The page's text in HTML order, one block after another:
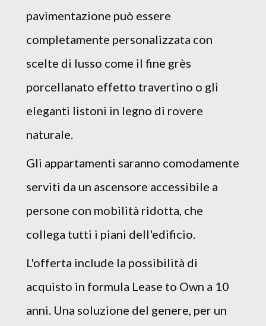
pavimentazione può essere
completamente personalizzata con
scelte di lusso come il fine grès
porcellanato effetto travertino o gli
eleganti listoni in legno di rovere
naturale.
Gli appartamenti saranno comodamente
serviti da un ascensore accessibile a
persone con mobilità ridotta, che
collega tutti i piani dell'edificio.
L'offerta include la possibilità di
acquisto in formula Lease to Own a 10
anni. Una soluzione del genere, per un